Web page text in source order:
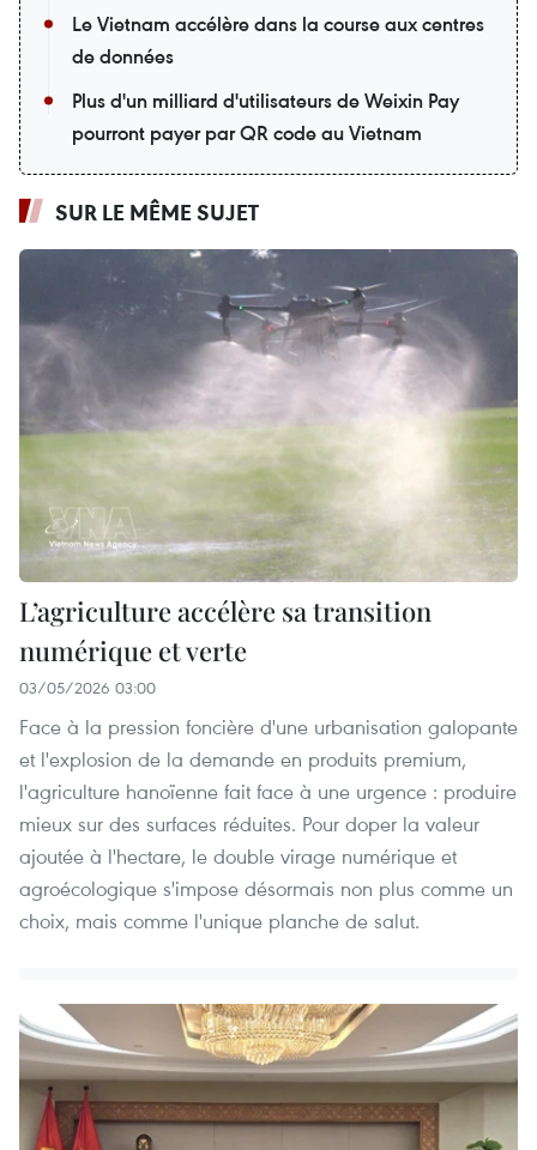
Le Vietnam accélère dans la course aux centres
de données
Plus d'un milliard d'utilisateurs de Weixin Pay
pourront payer par QR code au Vietnam
SUR LE MÊME SUJET
L’agriculture accélère sa transition
numérique et verte
03/05/2026 03:00
Face à la pression foncière d'une urbanisation galopante
et l'explosion de la demande en produits premium,
l'agriculture hanoïenne fait face à une urgence : produire
mieux sur des surfaces réduites. Pour doper la valeur
ajoutée à l'hectare, le double virage numérique et
agroécologique s'impose désormais non plus comme un
choix, mais comme l'unique planche de salut.